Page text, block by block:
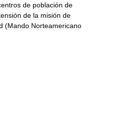
de población de
de la misión de
(Mando Norteamericano